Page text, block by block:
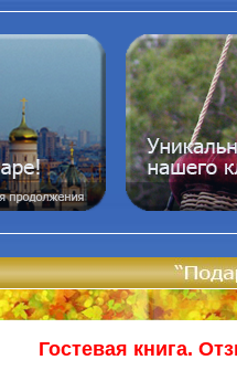
Гостевая книга.